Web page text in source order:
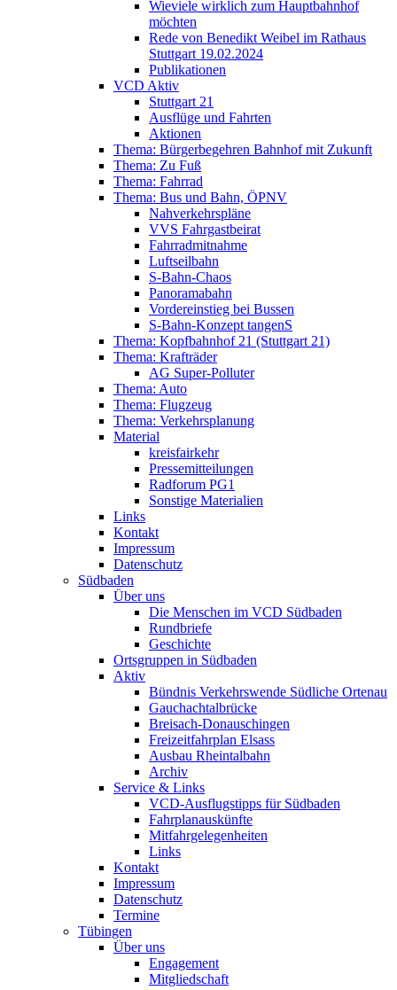
Wieviele wirklich zum Hauptbahnhof
möchten
Rede von Benedikt Weibel im Rathaus
Stuttgart 19.02.2024
Publikationen
VCD Aktiv
Stuttgart 21
Ausflüge und Fahrten
Aktionen
Thema: Bürgerbegehren Bahnhof mit Zukunft
Thema: Zu Fuß
Thema: Fahrrad
Thema: Bus und Bahn, ÖPNV
Nahverkehrspläne
VVS Fahrgastbeirat
Fahrradmitnahme
Luftseilbahn
S-Bahn-Chaos
Panoramabahn
Vordereinstieg bei Bussen
S-Bahn-Konzept tangenS
Thema: Kopfbahnhof 21 (Stuttgart 21)
Thema: Krafträder
AG Super-Polluter
Thema: Auto
Thema: Flugzeug
Thema: Verkehrsplanung
Material
kreisfairkehr
Pressemitteilungen
Radforum PG1
Sonstige Materialien
Links
Kontakt
Impressum
Datenschutz
Südbaden
Über uns
Die Menschen im VCD Südbaden
Rundbriefe
Geschichte
Ortsgruppen in Südbaden
Aktiv
Bündnis Verkehrswende Südliche Ortenau
Gauchachtalbrücke
Breisach-Donauschingen
Freizeitfahrplan Elsass
Ausbau Rheintalbahn
Archiv
Service & Links
VCD-Ausflugstipps für Südbaden
Fahrplanauskünfte
Mitfahrgelegenheiten
Links
Kontakt
Impressum
Datenschutz
Termine
Tübingen
Über uns
Engagement
Mitgliedschaft